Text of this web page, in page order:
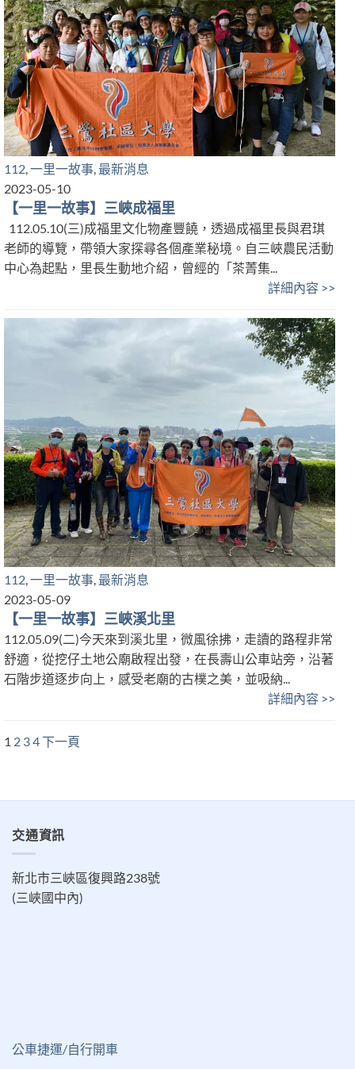
112,一里一故事, 最新消息
2023-05-10
【一里一故事】三峽成福里
112.05.10(三)成福里文化物產豐饒，透過成福里長與君琪
老師的導覽，帶領大家探尋各個產業秘境。自三峽農民活動
中心為起點，里長生動地介紹，曾經的「茶菁集...
詳細內容 >>
112 一里一故事 最新消息
2023-05-09
【一里一故事】三峽溪北里
112.05.09(二)今天來到溪北里，微風徐拂，走讀的路程非常
舒適，從挖仔土地公廟啟程出發，在長壽山公車站旁，沿著
石階步道逐步向上，感受老廟的古樸之美，並吸納...
詳細內容 >>
1 2 34 下一頁
交通資訊
新北市三峽區復興路238號
(三峽國中內)
公車捷運/自行開車